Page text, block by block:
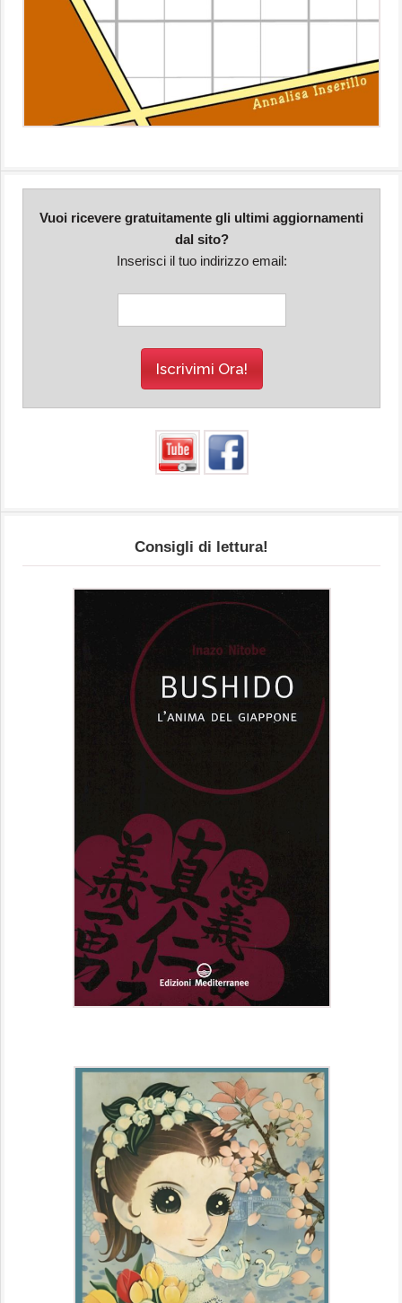
Vuoi ricevere gratuitamente gli ultimi aggiornamenti
dal sito?
Inserisci il tuo indirizzo email:
Consigli di lettura!